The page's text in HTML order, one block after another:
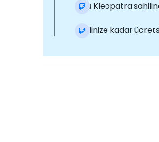
Ünlü Kleopatra
Otelinize kadar